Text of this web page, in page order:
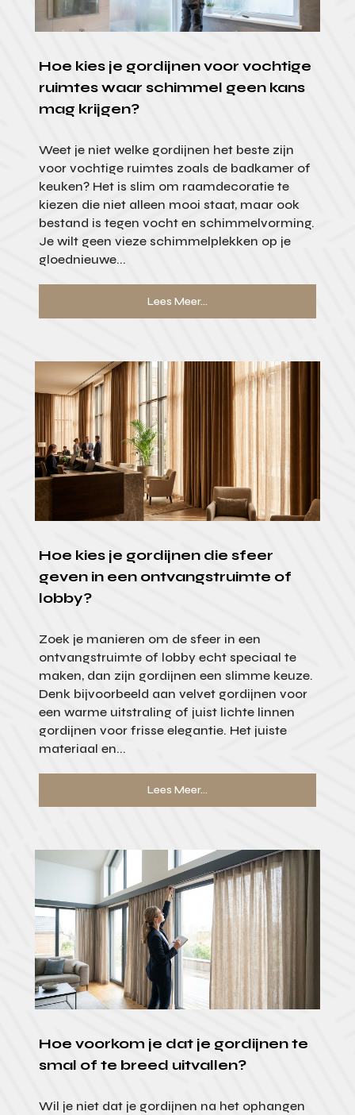
Hoe kies je gordijnen voor vochtige
ruimtes waar schimmel geen kans
mag krijgen?
Weet je niet welke gordijnen het beste zijn
voor vochtige ruimtes zoals de badkamer of
keuken? Het is slim om raamdecoratie te
kiezen die niet alleen mooi staat, maar ook
bestand is tegen vocht en schimmelvorming.
Je wilt geen vieze schimmelplekken op je
gloednieuwe...
Lees Meer...
Hoe kies je gordijnen die sfeer
geven in een ontvangstruimte of
lobby?
Zoek je manieren om de sfeer in een
ontvangstruimte of lobby echt speciaal te
maken, dan zijn gordijnen een slimme keuze.
Denk bijvoorbeeld aan velvet gordijnen voor
een warme uitstraling of juist lichte linnen
gordijnen voor frisse elegantie. Het juiste
materiaal en...
Lees Meer...
Hoe voorkom je dat je gordijnen te
smal of te breed uitvallen?
Wil je niet dat je gordijnen na het ophangen